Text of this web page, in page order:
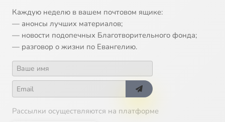
Каждую неделю в вашем почтовом ящике:
— анонсы лучших материалов;
— новости подопечных Благотворительного фонда;
— разговор о жизни по Евангелию.
Рассылки осуществляются на платформе